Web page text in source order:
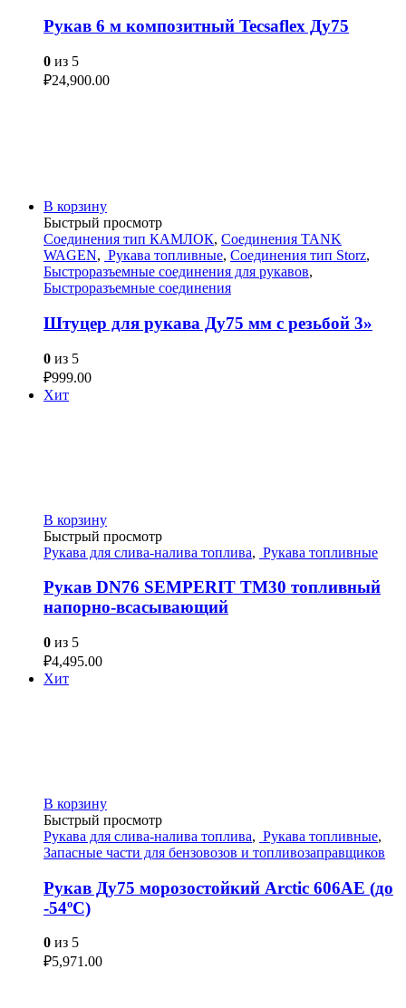
Рукав 6 м композитный Tecsaflex Ду75
0 из 5
₽24,900.00
В корзину
Быстрый просмотр
Соединения тип КАМЛОК, Соединения TANK
WAGEN, Рукава топливные, Соединения тип Storz,
Быстроразъемные соединения для рукавов,
Быстроразъемные соединения
Штуцер для рукава Ду75 мм с резьбой 3»
0 из 5
₽999.00
Хит
В корзину
Быстрый просмотр
Рукава для слива-налива топлива, Рукава топливные
Рукав DN76 SEMPERIT ТМ30 топливный
напорно-всасывающий
0 из 5
₽4,495.00
Хит
В корзину
Быстрый просмотр
Рукава для слива-налива топлива, Рукава топливные,
Запасные части для бензовозов и топливозаправщиков
Рукав Ду75 морозостойкий Arctic 606AE (до
-54ºС)
0 из 5
₽5,971.00